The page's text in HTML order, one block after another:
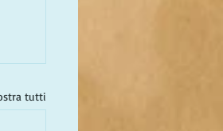
tutti